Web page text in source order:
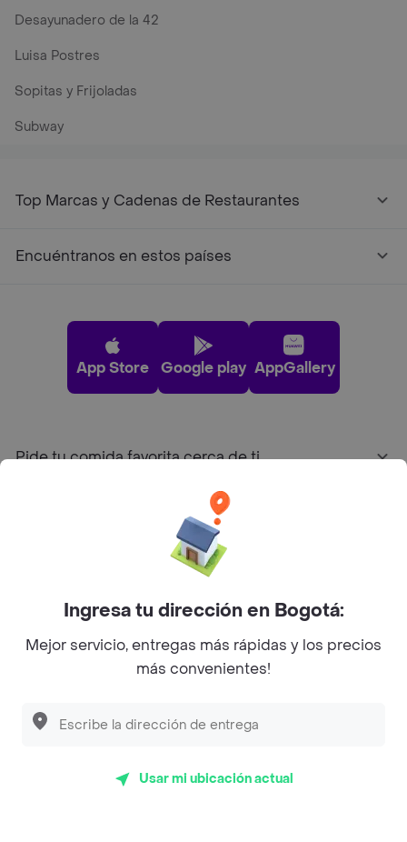
Desayunadero de la 42
Luisa Postres
Sopitas y Frijoladas
Subway
Top Marcas y Cadenas de Restaurantes
Encuéntranos en estos países
App Store Google play AppGallery
Pide tu comida favorita cerca de ti
Sobre Rappi
Facebook
Twitter
Instagram
©2026Rappi Inc. All rights reserved.
Ingresa tu dirección en Bogotá:
Mejor servicio, entregas más rápidas y los precios
más convenientes!
Usar mi ubicación actual